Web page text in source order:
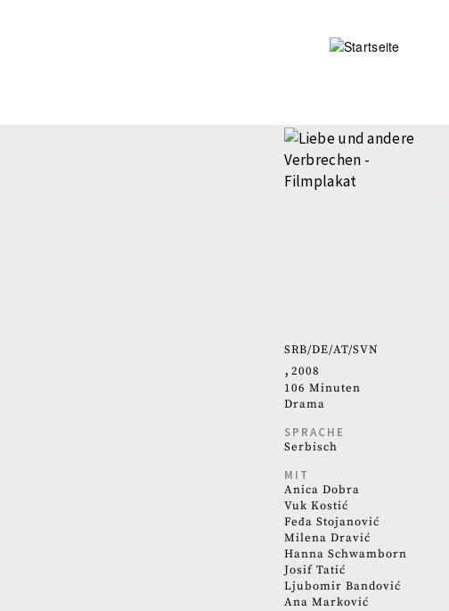
SRB DE AT SVN
2008
106 Minuten
Drama
SPRACHE
Serbisch
MIT
Anica Dobra
Vuk Kostić
Feđa Stojanović
Milena Dravić
Hanna Schwamborn
Josif Tatić
Ljubomir Bandović
Ana Marković